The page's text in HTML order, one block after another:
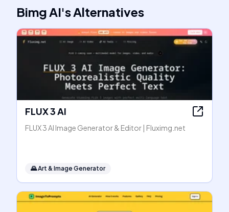
Bimg AI'sAlternatives
FLUX 3 AI
FLUX 3 AI Image Generator & Editor | Fluximg.net
🌄Art & Image Generator